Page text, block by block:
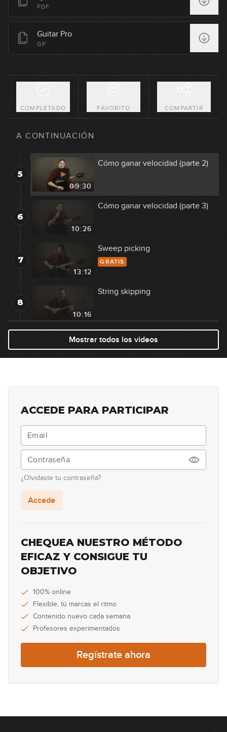
PDF
Guitar Pro
GP
COMPLETADO FAVORITO COMPARTIR
A CONTINUACIÓN
1
10:58
2
Movimientos paralelos
4
Cómo ganar velocidad (parte 1)
5
09:30
Cómo ganar velocidad (parte 2)
6
10:26
Cómo ganar velocidad (parte 3)
7
13:12
Sweep picking
GRATIS
8
10:16
String skipping
10:11
Introducción al Tapping
10
12
Mostrar todos los videos
ACCEDE PARA PARTICIPAR
¿Olvidaste tu contraseña?
Accede
CHEQUEA NUESTRO MÉTODO
EFICAZ Y CONSIGUE TU
OBJETIVO
100% online
Flexible, tú marcas el ritmo
Contenido nuevo cada semana
Profesores experimentados
Regístrate ahora